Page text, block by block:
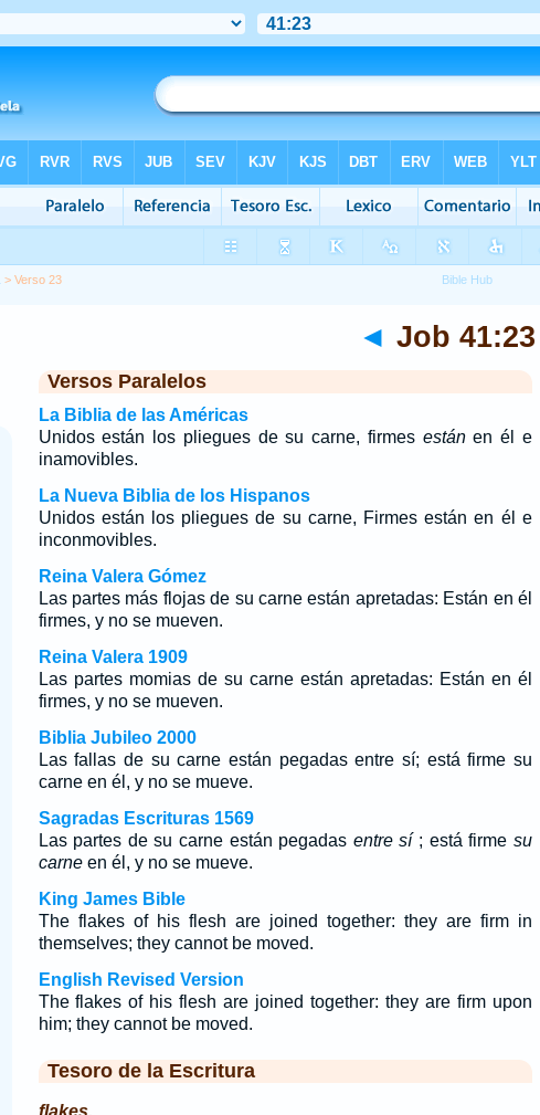
> Verso 23
◄ Job 41:23
Versos Paralelos
La Biblia de las Américas
Unidos están los pliegues de su carne, firmes estánen él e
inamovibles.
La Nueva Biblia de los Hispanos
Unidos están los pliegues de su carne, Firmes están en él e
inconmovibles.
Reina Valera Gómez
Las partes más flojas de su carne están apretadas: Están en él
firmes, y no se mueven.
Reina Valera 1909
Las partes momias de su carne están apretadas: Están en él
firmes, y no se mueven.
Biblia Jubileo 2000
Las fallas de su carne están pegadas entre sí; está firme su
carne en él, y no se mueve.
Sagradas Escrituras 1569
Las partes de su carne están pegadas entre sí; está firme su
carneen él, y no se mueve.
King James Bible
The flakes of his flesh are joined together: they are firm in
themselves; they cannot be moved.
English Revised Version
The flakes of his flesh are joined together: they are firm upon
him; they cannot be moved.
Tesoro de la Escritura
flakes.